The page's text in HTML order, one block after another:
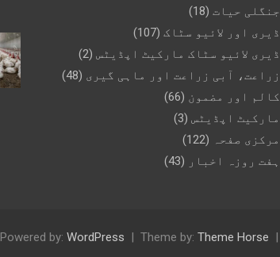
جنگلی حیات (18)
ڈیری اور لائیو سٹاک (107)
ڈیری لائیو سٹاک مارکیٹ اپڈیٹس (2)
زراعت، آبی زراعت اور ماہی گیری (48)
کالم اور مضمون (66)
مارکیٹ اپڈیٹس (3)
مرکزی صفحہ (122)
ہفت روزہ اخبار (43)
Theme by: Theme Horse
by: WordPress